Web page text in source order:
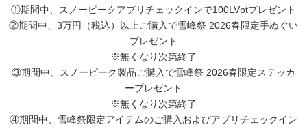
①期間中、スノーピークアプリチェックインで100LVptプレゼント⁡
②期間中、3万円（税込）以上ご購入で雪峰祭 2026春限定手ぬぐい
プレゼント
※無くなり次第終了
③期間中、スノーピーク製品ご購入で雪峰祭 2026春限定ステッカ
ープレゼント
※無くなり次第終了
④期間中、雪峰祭限定アイテムのご購入およびアプリチェックイン